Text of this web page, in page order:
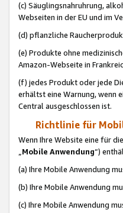
(c) Säuglingsnahruhrung,
Webseiten in der EU und im
(d) pflanzliche
(e) Produkte ohne
Amazon-Webseite in
(f) jedes Produkt oder jede
erhältst eine Warnung, wenn
Central ausgeschlossen ist.
Richtlinie für
Wenn Ihre Website eine für
„Mobile Anwendung“)
(a) Ihre Mobile Anwendung
(b) Ihre Mobile Anwendung
(c) Ihre Mobile Anwendung